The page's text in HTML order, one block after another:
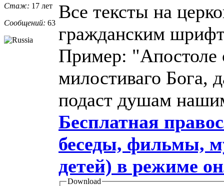
Стаж: 17 лет
Сообщений: 63
Все тексты на
гражданским
Пример: "Апостоле
милостиваго Бога,
подаст душам
Бесплатная
беседы, фильмы,
детей) в режиме
Download